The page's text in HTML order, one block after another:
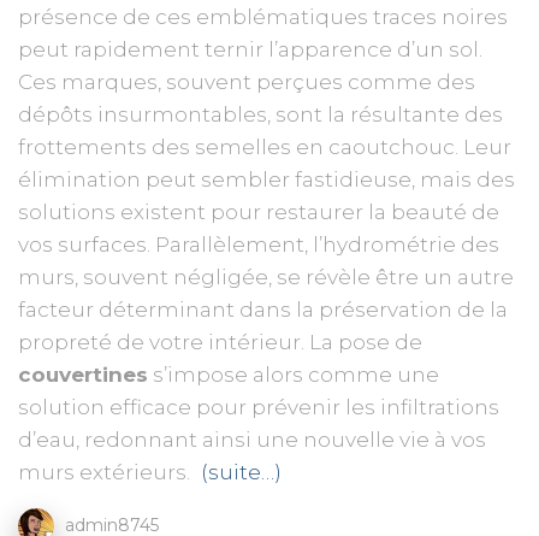
présence de ces emblématiques traces noires
peut rapidement ternir l’apparence d’un sol.
Ces marques, souvent perçues comme des
dépôts insurmontables, sont la résultante des
frottements des semelles en caoutchouc. Leur
élimination peut sembler fastidieuse, mais des
solutions existent pour restaurer la beauté de
vos surfaces. Parallèlement, l’hydrométrie des
murs, souvent négligée, se révèle être un autre
facteur déterminant dans la préservation de la
propreté de votre intérieur. La pose de
couvertines s’impose alors comme une
solution efficace pour prévenir les infiltrations
d’eau, redonnant ainsi une nouvelle vie à vos
murs extérieurs.
(suite…)
admin8745